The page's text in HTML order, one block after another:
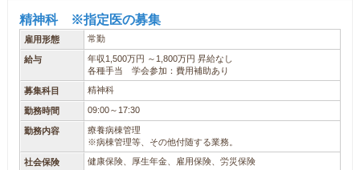
精神科 ※指定医の募集
雇用形態 常勤
給与
年収1,500万円 ～1,800万円 昇給なし
各種手当 学会参加：費用補助あり
募集科目 精神科
勤務時間 09:00～17:30
勤務内容
療養病棟管理
※病棟管理等、その他付随する業務。
社会保険 健康保険、厚生年金、雇用保険、労災保険